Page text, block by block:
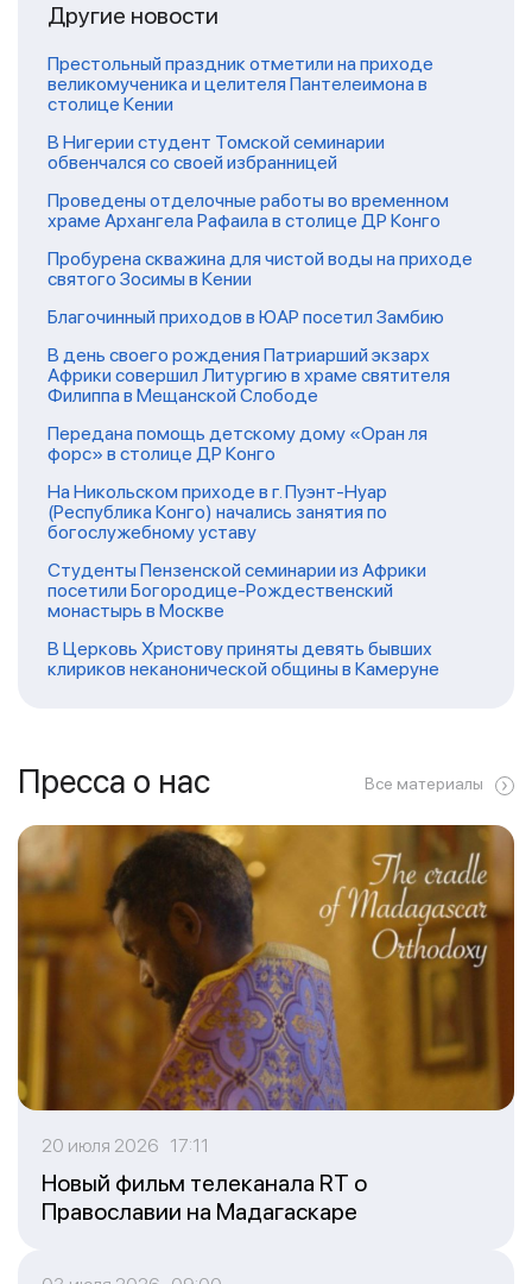
Другие новости
Престольный праздник отметили на приходе
великомученика и целителя Пантелеимона в
столице Кении
В Нигерии студент Томской семинарии
обвенчался со своей избранницей
Проведены отделочные работы во временном
храме Архангела Рафаила в столице ДР Конго
Пробурена скважина для чистой воды на приходе
святого Зосимы в Кении
Благочинный приходов в ЮАР посетил Замбию
В день своего рождения Патриарший экзарх
Африки совершил Литургию в храме святителя
Филиппа в Мещанской Слободе
Передана помощь детскому дому «Оран ля
форс» в столице ДР Конго
На Никольском приходе в г. Пуэнт-Нуар
(Республика Конго) начались занятия по
богослужебному уставу
Студенты Пензенской семинарии из Африки
посетили Богородице-Рождественский
монастырь в Москве
В Церковь Христову приняты девять бывших
клириков неканонической общины в Камеруне
Пресса о нас Все материалы
20 июля 2026 17:11
Новый фильм телеканала RT о
Православии на Мадагаскаре